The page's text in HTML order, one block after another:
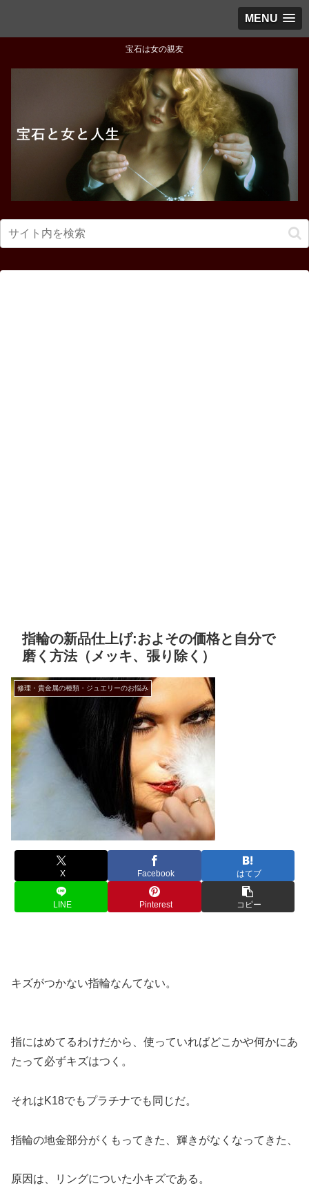
MENU
宝石は女の親友
指輪の新品仕上げ:およその価格と自分で
磨く方法（メッキ、張り除く）
修理・貴金属の種類・ジュエリーのお悩み
X Facebook はてブ
LINE Pinterest コピー
キズがつかない指輪なんてない。
指にはめてるわけだから、使っていればどこかや何かにあ
たって必ずキズはつく。
それはK18でもプラチナでも同じだ。
指輪の地金部分がくもってきた、輝きがなくなってきた、
原因は、リングについた小キズである。